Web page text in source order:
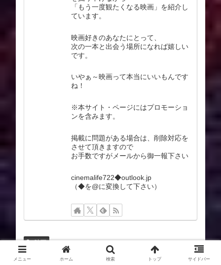
「もう一度観たくなる映画」を紹介し
ています。
映画好きのあなたにとって、
次の一本と出会う場所になれば嬉しい
です。
いやぁ～映画って本当にいいもんです
ね！
※本サイト・ページにはプロモーショ
ンを含みます。
掲載に問題がある場合は、削除対応を
させて頂きますので
お手数ですがメールから御一報下さい
cinemalife722◆outlook.jp
（◆を@に変換して下さい）
映画
メニュー ホーム 検索 トップ サイドバー